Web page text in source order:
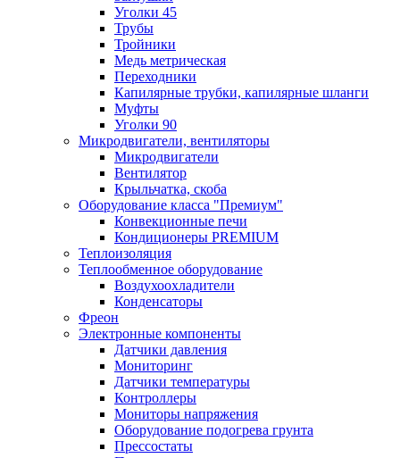
Уголки 45
Трубы
Тройники
Медь метрическая
Переходники
Капилярные трубки, капилярные шланги
Муфты
Уголки 90
Микродвигатели, вентиляторы
Микродвигатели
Вентилятор
Крыльчатка, скоба
Оборудование класса "Премиум"
Конвекционные печи
Кондиционеры PREMIUM
Теплоизоляция
Теплообменное оборудование
Воздухоохладители
Конденсаторы
Фреон
Электронные компоненты
Датчики давления
Мониторинг
Датчики температуры
Контроллеры
Мониторы напряжения
Оборудование подогрева грунта
Прессостаты